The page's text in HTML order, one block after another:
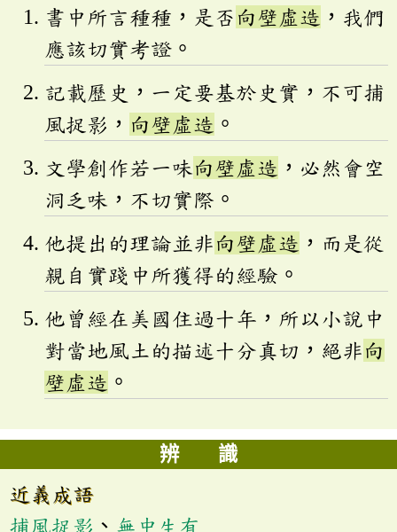
書中所言種種，是否 向壁虛造 ，我們
應該切實考證。
記載歷史，一定要基於史實，不可捕
風捉影， 向壁虛造 。
文學創作若一味向壁虛造 ，必然會空
洞乏味，不切實際。
他提出的理論並非向壁虛造 ，而是從
親自實踐中所獲得的經驗。
他曾經在美國住過十年，所以小說中
對當地風土的描述十分真切，絕非向
壁虛造 。
辨 識
近義成語
捕風捉影 、 無中生有